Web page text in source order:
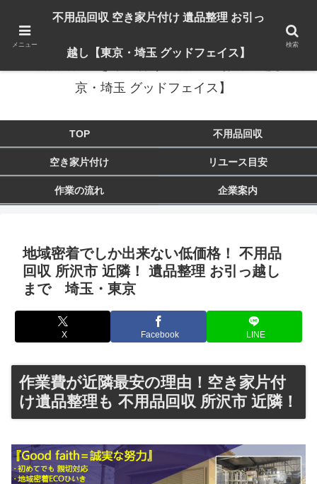
出張対応エリア：埼玉県 入間市 狭山市 飯能市 所沢市 川越市 日高市 鶴ヶ島市
京・埼玉 グッドフェイス】
TOP 不用品回収
空き家片付け リユース目安
作業の流れ 企業案内
地域密着でしか出来ない低価格！ 不用品
回収 所沢市 近隣！ 遺品整理 お引っ越し
まで 埼玉・東京
X Facebook LINE
作業費が近隣最安の理由！空き家片付
け遺品整理も 不用品回収 所沢市 近隣！
メニュー
不用品回収 空き家片付け 遺品整理 お引っ
越し【東京・埼玉 グッドフェイス】
検索